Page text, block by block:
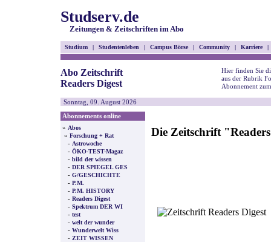
Studserv.de
Zeitungen & Zeitschriften im Abo
Studium | Studentenleben | Campus Börse | Community | Karriere |
Abo Zeitschrift
Readers Digest
Hier finden Sie
aus der Rubrik
Abonnement
Sonntag, 09. August 2026
Abonnements online
» Abos
» Forschung + Rat
- Astrowoche
- ÖKO-TEST-Magaz
- bild der wissen
- DER SPIEGEL GES
- G/GESCHICHTE
- P.M.
- P.M. HISTORY
- Readers Digest
- Spektrum DER WI
- test
- welt der wunder
- Wunderwelt Wiss
- ZEIT WISSEN
Die Zeitschrift